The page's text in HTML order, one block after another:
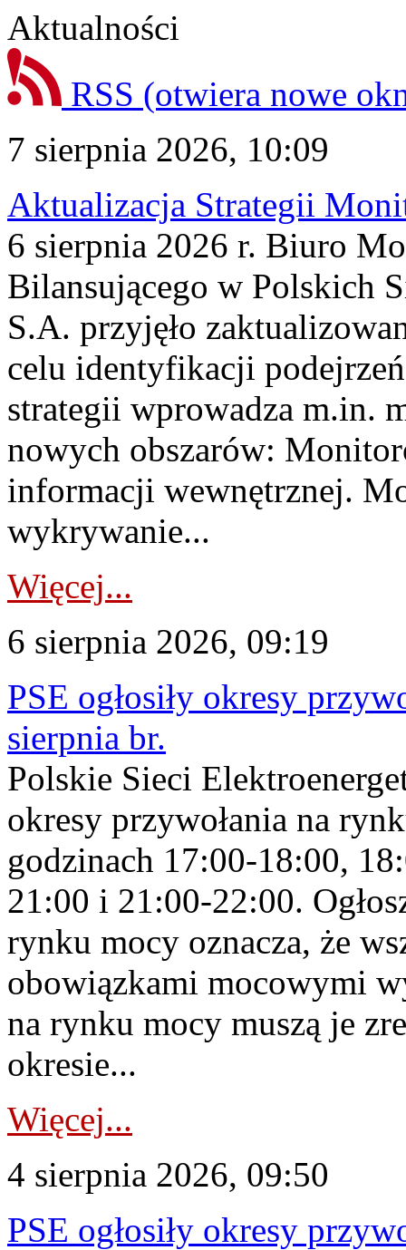
Aktualności
RSS (otwiera nowe
7 sierpnia 2026, 10:09
Aktualizacja Strategii
6 sierpnia 2026 r. Biuro
Bilansującego w Polskich
S.A. przyjęło
celu identyfikacji
strategii wprowadza m.in.
nowych obszarów:
informacji wewnętrznej.
wykrywanie...
Więcej...
6 sierpnia 2026, 09:19
PSE ogłosiły okresy
sierpnia br.
Polskie Sieci
okresy przywołania na
godzinach 17:00-18:00,
21:00 i 21:00-22:00.
rynku mocy oznacza, że
obowiązkami mocowymi
na rynku mocy muszą je
okresie...
Więcej...
4 sierpnia 2026, 09:50
PSE ogłosiły okresy